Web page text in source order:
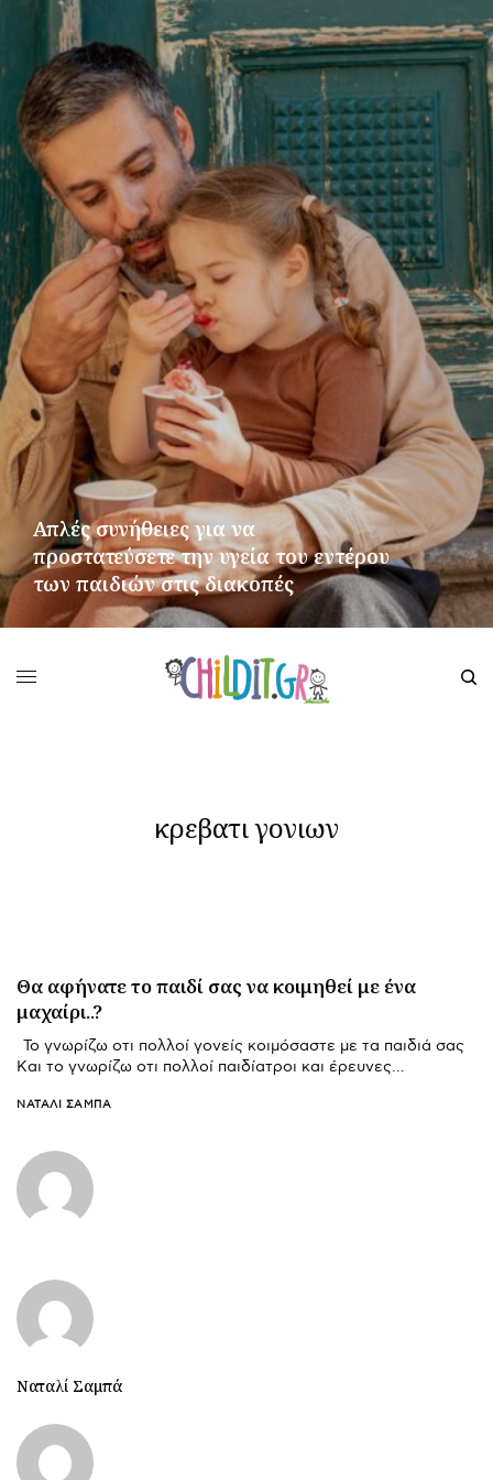
Απλές συνήθειες για να
προστατεύσετε την υγεία του εντέρου
των παιδιών στις διακοπές
κρεβατι γονιων
Θα αφήνατε το παιδί σας να κοιμηθεί με ένα
μαχαίρι..?
Το γνωρίζω οτι πολλοί γονείς κοιμόσαστε με τα παιδιά σας
Και το γνωρίζω οτι πολλοί παιδίατροι και έρευνες…
ΝΑΤΑΛΊ ΣΑΜΠΆ
Ναταλί Σαμπά